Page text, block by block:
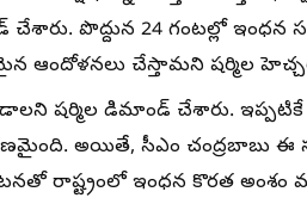
పొద్దున 24 గంటల్లో ఇంధన
ఆందోళనలు చేస్తామని షర్మిల
షర్మిల డిమాండ్ చేశారు.
అయితే, సీఎం చంద్రబాబు ఈ
రాష్ట్రంలో ఇంధన కొరత అంశం